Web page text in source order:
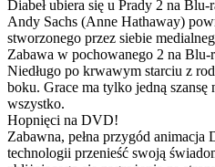
Diabeł ubiera się u Prady 2 na
Andy Sachs (Anne Hathaway)
stworzonego przez siebie
Zabawa w pochowanego 2 na
Niedługo po krwawym starciu z
boku. Grace ma tylko jedną
wszystko.
Hopnięci na DVD!
Zabawna, pełna przygód
technologii przenieść swoją